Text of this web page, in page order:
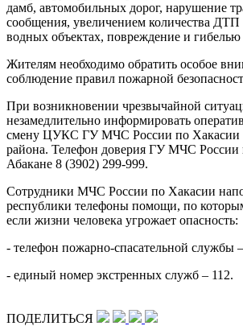
дамб, автомобильных дорог, нарушение
сообщения, увеличением количества
водных объектах, повреждение и гибелью
Жителям необходимо обратить особое
соблюдение правил пожарной
При возникновении чрезвычайной
незамедлительно информировать
смену ЦУКС ГУ МЧС России по Хакасии
района. Телефон доверия ГУ МЧС России
Абакане 8 (3902) 299-999.
Сотрудники МЧС России по Хакасии
республики телефоны помощи, по
если жизни человека угрожает опасность:
- телефон пожарно-спасательной службы
- единый номер экстренных служб – 112.
ПОДЕЛИТЬСЯ